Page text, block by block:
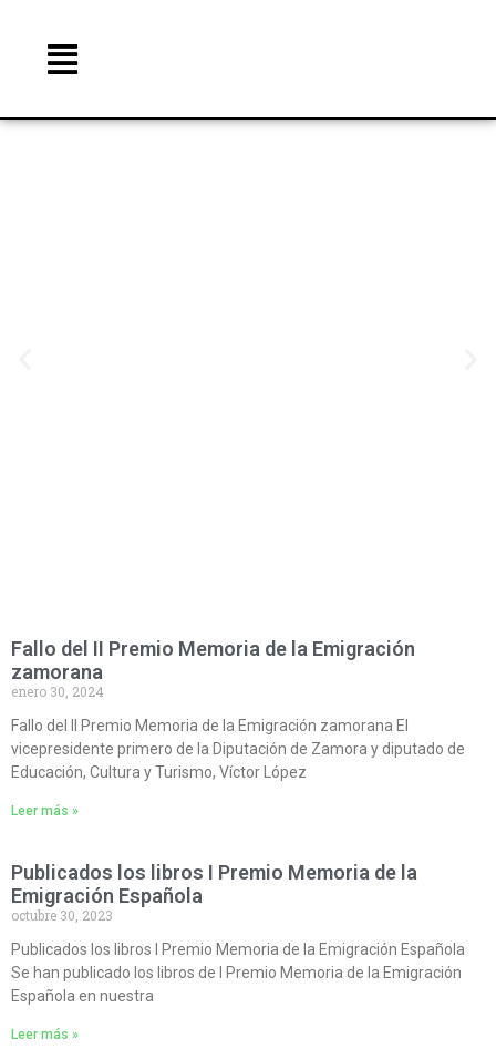
Fallo del II Premio Memoria de la Emigración
zamorana
enero 30, 2024
Fallo del II Premio Memoria de la Emigración zamorana El
vicepresidente primero de la Diputación de Zamora y diputado de
Educación, Cultura y Turismo, Víctor López
Leer más »
Publicados los libros I Premio Memoria de la
Emigración Española
octubre 30, 2023
Publicados los libros I Premio Memoria de la Emigración Española
Se han publicado los libros de I Premio Memoria de la Emigración
Española en nuestra
Leer más »